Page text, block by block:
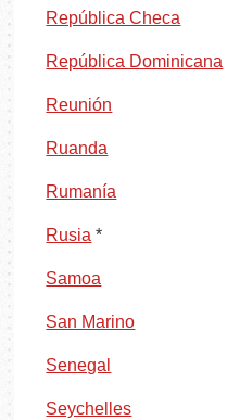
República Checa
República Dominicana
Reunión
Ruanda
Rumanía
Rusia *
Samoa
San Marino
Senegal
Seychelles